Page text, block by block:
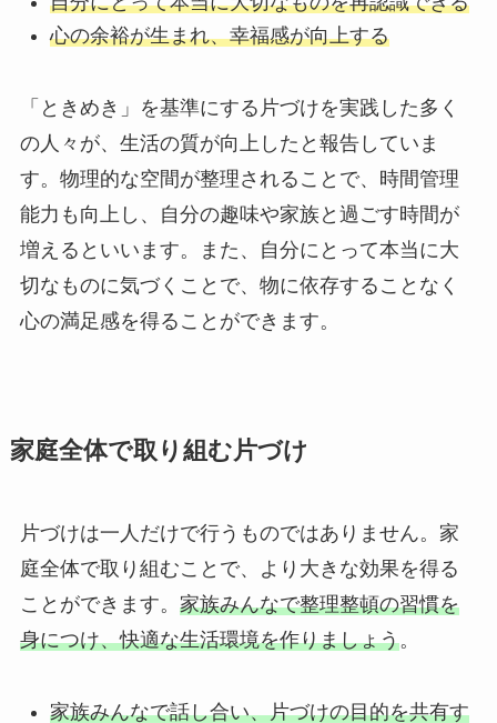
心の余裕が生まれ、幸福感が向上する
「ときめき」を基準にする片づけを実践した多く
の人々が、生活の質が向上したと報告していま
す。物理的な空間が整理されることで、時間管理
能力も向上し、自分の趣味や家族と過ごす時間が
増えるといいます。また、自分にとって本当に大
切なものに気づくことで、物に依存することなく
心の満足感を得ることができます。
家庭全体で取り組む片づけ
片づけは一人だけで行うものではありません。家
庭全体で取り組むことで、より大きな効果を得る
ことができます。 家族みんなで整理整頓の習慣を
身につけ、快適な生活環境を作りましょう。
家族みんなで話し合い、片づけの目的を共有す